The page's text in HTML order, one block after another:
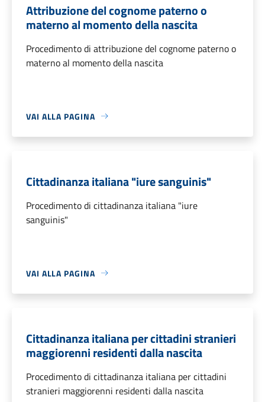
Attribuzione del cognome paterno o
materno al momento della nascita
Procedimento di attribuzione del cognome paterno o
materno al momento della nascita
VAI ALLA PAGINA
Cittadinanza italiana "iure sanguinis"
Procedimento di cittadinanza italiana "iure
sanguinis"
VAI ALLA PAGINA
Cittadinanza italiana per cittadini stranieri
maggiorenni residenti dalla nascita
Procedimento di cittadinanza italiana per cittadini
stranieri maggiorenni residenti dalla nascita